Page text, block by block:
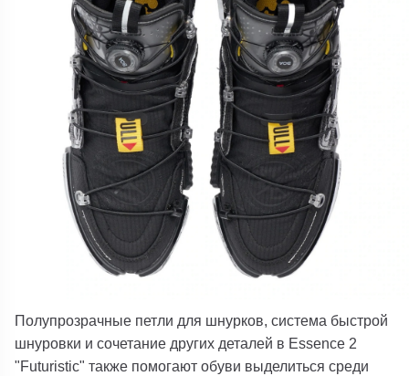
Полупрозрачные петли для шнурков, система быстрой
шнуровки и сочетание других деталей в Essence 2
"Futuristic" также помогают обуви выделиться среди